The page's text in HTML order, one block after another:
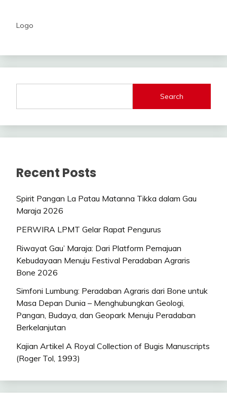
Logo
Search
Recent Posts
Spirit Pangan La Patau Matanna Tikka dalam Gau
Maraja 2026
PERWIRA LPMT Gelar Rapat Pengurus
Riwayat Gau’ Maraja: Dari Platform Pemajuan
Kebudayaan Menuju Festival Peradaban Agraris
Bone 2026
Simfoni Lumbung: Peradaban Agraris dari Bone untuk
Masa Depan Dunia – Menghubungkan Geologi,
Pangan, Budaya, dan Geopark Menuju Peradaban
Berkelanjutan
Kajian Artikel A Royal Collection of Bugis Manuscripts
(Roger Tol, 1993)